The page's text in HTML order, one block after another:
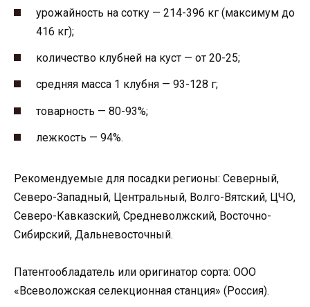
урожайность на сотку — 214-396 кг (максимум до
416 кг);
количество клубней на куст — от 20-25;
средняя масса 1 клубня — 93-128 г;
товарность — 80-93%;
лежкость — 94%.
Рекомендуемые для посадки регионы: Северный,
Северо-Западный, Центральный, Волго-Вятский, ЦЧО,
Северо-Кавказский, Средневолжский, Восточно-
Сибирский, Дальневосточный.
Патентообладатель или оригинатор сорта: ООО
«Всеволожская селекционная станция» (Россия).